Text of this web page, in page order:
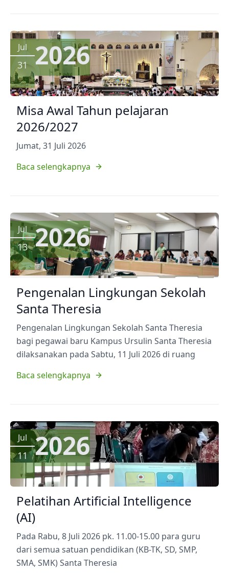
Jul
31 2026
Misa Awal Tahun pelajaran
2026/2027
Jumat, 31 Juli 2026
Baca selengkapnya
Jul
13 2026
Pengenalan Lingkungan Sekolah
Santa Theresia
Pengenalan Lingkungan Sekolah Santa Theresia
bagi pegawai baru Kampus Ursulin Santa Theresia
dilaksanakan pada Sabtu, 11 Juli 2026 di ruang
Baca selengkapnya
Jul
11 2026
Pelatihan Artificial Intelligence
(AI)
Pada Rabu, 8 Juli 2026 pk. 11.00-15.00 para guru
dari semua satuan pendidikan (KB-TK, SD, SMP,
SMA, SMK) Santa Theresia